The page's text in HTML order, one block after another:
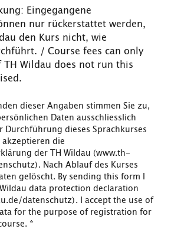
Eingegangene
nur rückerstattet werden,
den Kurs nicht, wie
/ Course fees can only
TH Wildau does not run this
dieser Angaben stimmen Sie zu,
Daten ausschliesslich
Durchführung dieses Sprachkurses
die
der TH Wildau (www.th-
Nach Ablauf des Kurses
gelöscht. By sending this form I
data protection declaration
datenschutz). I accept the use of
for the purpose of registration for
*